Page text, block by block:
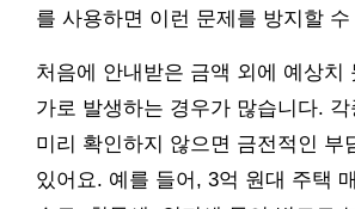
를 사용하면 이런 문제를 방지할
처음에 안내받은 금액 외에 예상치
가로 발생하는 경우가 많습니다.
미리 확인하지 않으면 금전적인 부
있어요. 예를 들어, 3억 원대 주택